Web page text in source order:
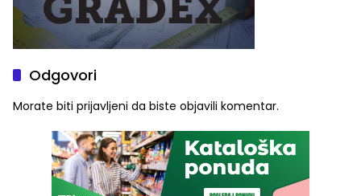
Odgovori
Morate biti prijavljeni da biste objavili komentar.